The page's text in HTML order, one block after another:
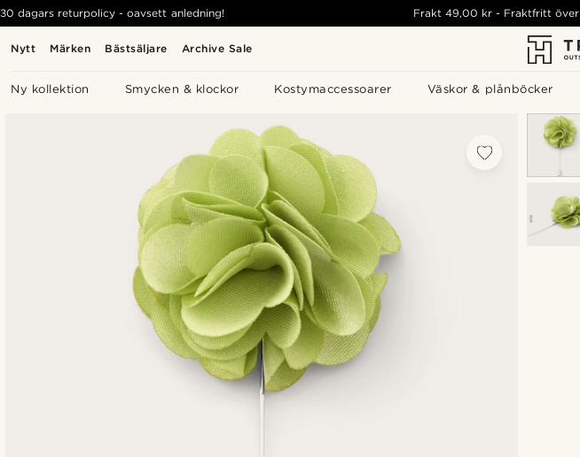
Nytt Märken Bästsäljare Archive Sale
Ny kollektion Smycken & klockor Kostymaccessoarer Väskor & plånböcker
30 dagars returpolicy - oavsett anledning! Frakt49,00 kr - Fraktfritt över